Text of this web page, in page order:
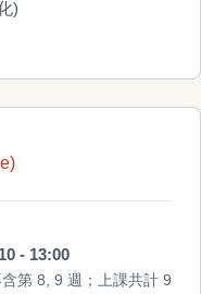
)
- 13:00
第 8, 9 週；上課共計 9